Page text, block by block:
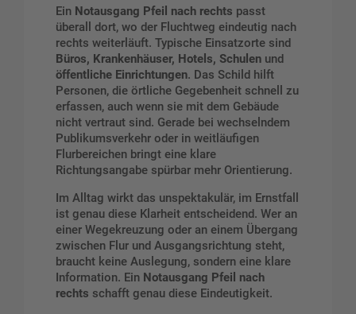
Ein Notausgang Pfeil nach rechts passt
überall dort, wo der Fluchtweg eindeutig nach
rechts weiterläuft. Typische Einsatzorte sind
Büros, Krankenhäuser, Hotels, Schulen und
öffentliche Einrichtungen. Das Schild hilft
Personen, die örtliche Gegebenheit schnell zu
erfassen, auch wenn sie mit dem Gebäude
nicht vertraut sind. Gerade bei wechselndem
Publikumsverkehr oder in weitläufigen
Flurbereichen bringt eine klare
Richtungsangabe spürbar mehr Orientierung.
Im Alltag wirkt das unspektakulär, im Ernstfall
ist genau diese Klarheit entscheidend. Wer an
einer Wegekreuzung oder an einem Übergang
zwischen Flur und Ausgangsrichtung steht,
braucht keine Auslegung, sondern eine klare
Information. Ein Notausgang Pfeil nach
rechts schafft genau diese Eindeutigkeit.